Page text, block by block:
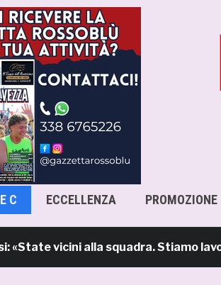
C ECCELLENZA PROMOZIONE
vicini alla squadra. Stiamo